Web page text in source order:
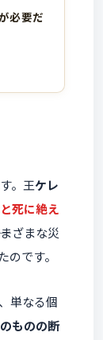
必要だ
。王ケレ
死に絶え
ざまな災
です。
単なる個
ものの断